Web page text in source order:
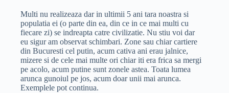
Multi nu realizeaza dar in ultimii 5 ani tara noastra si
populatia ei (o parte din ea, din ce in ce mai multi cu
fiecare zi) se indreapta catre civilizatie. Nu stiu voi dar
eu sigur am observat schimbari. Zone sau chiar cartiere
din Bucuresti cel putin, acum cativa ani erau jalnice,
mizere si de cele mai multe ori chiar iti era frica sa mergi
pe acolo, acum putine sunt zonele astea. Toata lumea
arunca gunoiul pe jos, acum doar unii mai arunca.
Exemplele pot continua.